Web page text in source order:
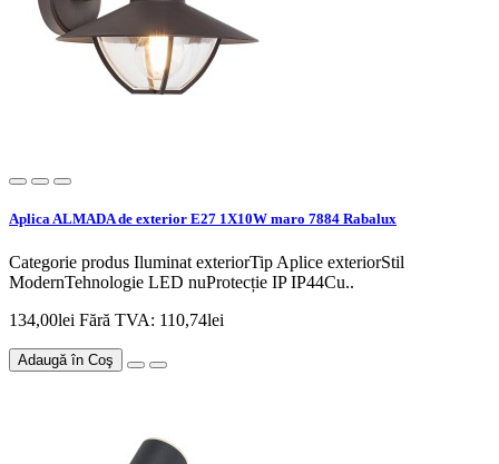
Aplica ALMADA de exterior E27 1X10W maro 7884 Rabalux
Categorie produs Iluminat exteriorTip Aplice exteriorStil
ModernTehnologie LED nuProtecție IP IP44Cu..
134,00lei Fără TVA: 110,74lei
Adaugă în Coş